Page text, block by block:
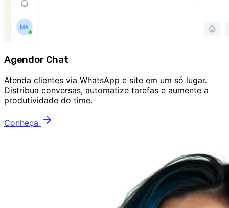
Agendor Chat
Atenda clientes via WhatsApp e site em um só lugar.
Distribua conversas, automatize tarefas e aumente a
produtividade do time.
Conheça